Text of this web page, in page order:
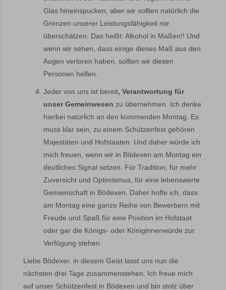
Glas hineinspucken, aber wir sollten natürlich die
Grenzen unserer Leistungsfähigkeit nie
überschätzen. Das heißt: Alkohol in Maßen!! Und
wenn wir sehen, dass einige dieses Maß aus den
Augen verloren haben, sollten wir diesen
Personen helfen.
Jeder von uns ist bereit, Verantwortung für
unser Gemeinwesen zu übernehmen. Ich denke
hierbei natürlich an den kommenden Montag. Es
muss klar sein, zu einem Schützenfest gehören
Majestäten und Hofstaaten. Und daher würde ich
mich freuen, wenn wir in Bödexen am Montag ein
deutliches Signal setzen. Für Tradition, für mehr
Zuversicht und Optimismus, für eine lebenswerte
Gemeinschaft in Bödexen. Daher hoffe ich, dass
am Montag eine ganze Reihe von Bewerbern mit
Freude und Spaß für eine Position im Hofstaat
oder gar die Königs- oder Königinnenwürde zur
Verfügung stehen.
Liebe Bödexer, in diesem Geist lasst uns nun die
nächsten drei Tage zusammenstehen. Ich freue mich
auf unser Schützenfest in Bödexen und bin stolz über